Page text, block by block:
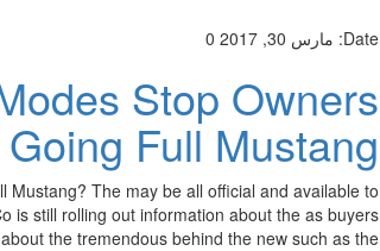
Date: مارس 30, 2017 0
Stop Owners
Full Mustang?
Mustang? The may be all official and available to
still rolling out information about the as buyers
the tremendous behind the new such as the […]